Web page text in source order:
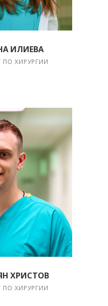
ИЛИЕВА
ПО ХИРУРГИИ
ХРИСТОВ
ПО ХИРУРГИИ